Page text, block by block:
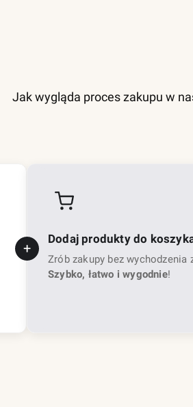
Jak wygląda proces zakupu w
Dodaj produkty do
Zrób zakupy bez wychodzenia
Szybko, łatwo i wygodnie!